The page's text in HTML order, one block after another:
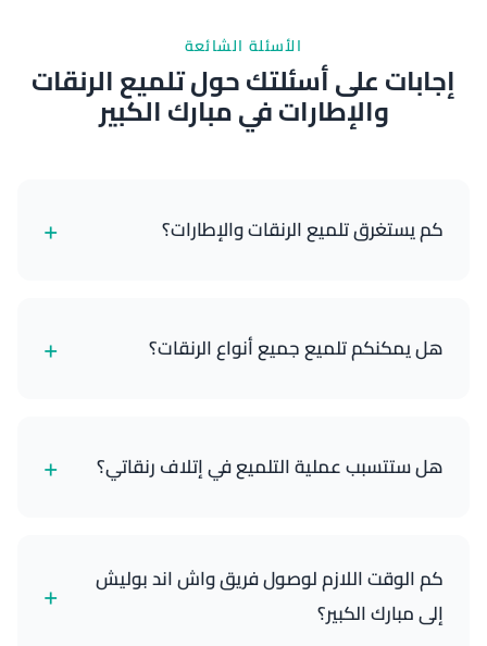
الأسئلة الشائعة
إجابات على أسئلتك حول تلميع الرنقات
والإطارات في مبارك الكبير
كم يستغرق تلميع الرنقات والإطارات؟ +
هل يمكنكم تلميع جميع أنواع الرنقات؟ +
لكل مادة.
هل ستتسبب عملية التلميع في إتلاف رنقاتي؟ +
كم الوقت اللازم لوصول فريق واش اند بوليش
إلى مبارك الكبير؟
+